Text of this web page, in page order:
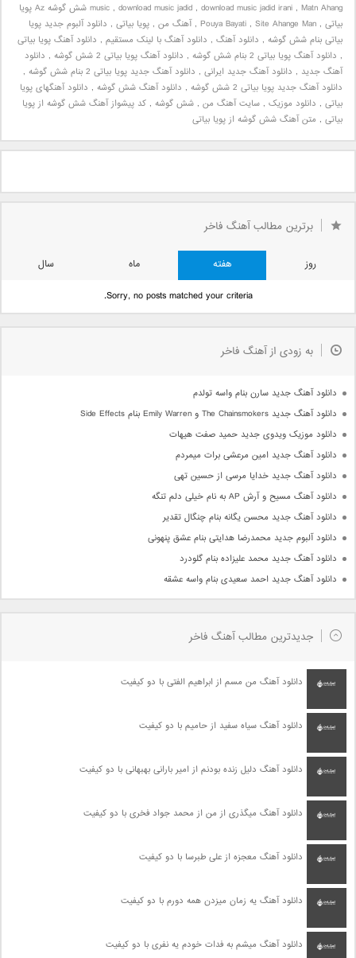
music , download music jadid , download music jadid irani ,
Matn Ahang شش گوشه Az پویا
بیاتی ,
Pouya Bayati , Site Ahange Man
,آهنگ من , پویا بیاتی , دانلود آلبوم جدید پویا
بیاتی بنام شش گوشه , دانلود آهنگ , دانلود آهنگ با لینک مستقیم , دانلود آهنگ پویا بیاتی
, دانلود آهنگ پویا بیاتی 2 بنام شش گوشه , دانلود آهنگ پویا بیاتی 2 شش گوشه , دانلود
آهنگ جدید , دانلود آهنگ جدید ایرانی , دانلود آهنگ جدید پویا بیاتی 2 بنام شش گوشه
,
دانلود آهنگ جدید پویا بیاتی 2 شش گوشه
, دانلود آهنگ شش گوشه , دانلود آهنگهای پویا
بیاتی , دانلود موزیک , سایت آهنگ من , شش گوشه , کد پیشواز آهنگ شش گوشه از پویا
بیاتی , متن آهنگ شش گوشه از پویا بیاتی
برترین مطالب آهنگ فاخر
روز هفته ماه
سال
Sorry, no posts matched your criteria.
به زودی از آهنگ فاخر
دانلود آهنگ جدید سارن بنام واسه تولدم
دانلود آهنگ جدید The Chainsmokers و Emily Warren بنام Side Effects
دانلود موزیک ویدوی جدید حمید صفت هیهات
دانلود آهنگ جدید امین مرعشی برات میمردم
دانلود آهنگ جدید خدایا مرسی از حسین تهی
دانلود آهنگ مسیح و آرش AP به نام خیلی دلم تنگه
دانلود آهنگ جدید محسن یگانه بنام چنگال تقدیر
دانلود آلبوم جدید محمدرضا هدایتی بنام عشق پنهونی
دانلود آهنگ جدید محمد علیزاده بنام گلودرد
دانلود آهنگ جدید احمد سعیدی بنام واسه عشقه
جدیدترین مطالب آهنگ فاخر
دانلود آهنگ من مسم از ابراهیم الفتی با دو کیفیت
دانلود آهنگ سیاه سفید از حامیم با دو کیفیت
دانلود آهنگ دلیل زنده بودنم از امیر بارانی بهبهانی با دو کیفیت
دانلود آهنگ میگذری از من از محمد جواد فخری با دو کیفیت
دانلود آهنگ معجزه از علی طبرسا با دو کیفیت
دانلود آهنگ یه زمان میزدن همه دورم با دو کیفیت
دانلود آهنگ میشم به فدات خودم یه نفری با دو کیفیت